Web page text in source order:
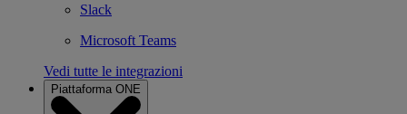
Slack
Microsoft Teams
Vedi tutte le integrazioni
Piattaforma ONE